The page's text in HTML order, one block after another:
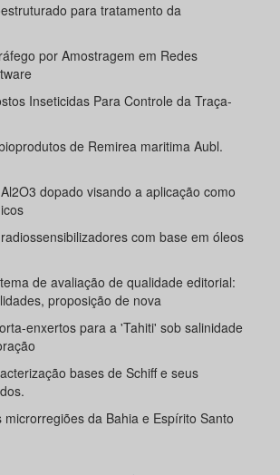
para tratamento da
por Amostragem em Redes
Inseticidas Para Controle da Traça-
de Remirea maritima Aubl.
dopado visando a aplicação como
com base em óleos
de avaliação de qualidade editorial:
proposição de nova
enxertos para a 'Tahiti' sob salinidade
bases de Schiff e seus
microrregiões da Bahia e Espírito Santo